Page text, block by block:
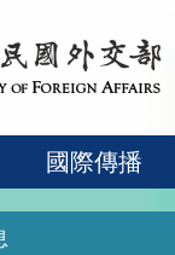
國際傳播